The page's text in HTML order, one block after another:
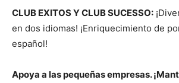
CLUB EXITOS Y CLUB SUCESSO:
en dos idiomas! ¡Enriquecimiento de
español!
Apoya a las pequeñas empresas.